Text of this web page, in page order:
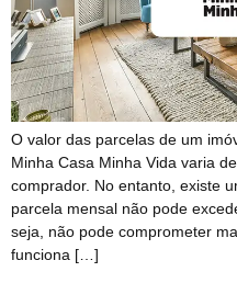
O valor das parcelas de um
Minha Casa Minha Vida varia
comprador. No entanto, existe
parcela mensal não pode
seja, não pode comprometer
funciona […]